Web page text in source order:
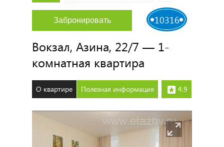
10316
Забронировать
Вокзал, Азина, 22/7 — 1-
комнатная квартира
О квартире Полезная информация 4.9